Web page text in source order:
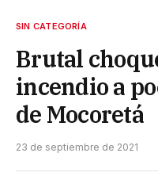
SIN CATEGORÍA
Brutal
incendio a
de Mocoretá
23 de septiembre de 2021